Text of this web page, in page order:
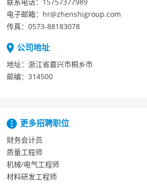
电子邮箱： hr@zhenshigroup.com
传真： 0573-88183078
公司地址
地址： 浙江省嘉兴市桐乡市
邮编： 314500
更多招聘职位
财务会计员
质量工程师
机械/电气工程师
材料研发工程师